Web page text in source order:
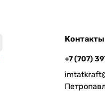
Контакты
+7 (707)